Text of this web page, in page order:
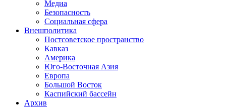
Медиа
Безопасность
Социальная сфера
Внешполитика
Постсоветское пространство
Кавказ
Америка
Юго-Восточная Азия
Европа
Большой Восток
Каспийский бассейн
Архив